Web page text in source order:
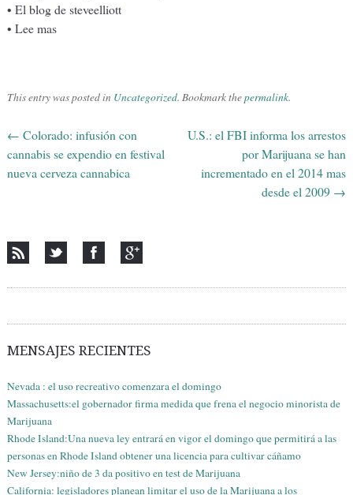
• El blog de steveelliott
• Lee mas
This entry was posted in Uncategorized. Bookmark thepermalink.
Post navigation
← Colorado: infusión con
cannabis se expendio en festival
nueva cerveza cannabica
U.S.: el FBI informa los arrestos
por Marijuana se han
incrementado en el 2014 mas
desde el 2009 →
MENSAJES RECIENTES
Nevada : el uso recreativo comenzara el domingo
Massachusetts:el gobernador firma medida que frena el negocio minorista de
Marijuana
Rhode Island:Una nueva ley entrará en vigor el domingo que permitirá a las
personas en Rhode Island obtener una licencia para cultivar cáñamo
New Jersey:niño de 3 da positivo en test de Marijuana
California: legisladores planean limitar el uso de la Marijuana a los